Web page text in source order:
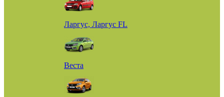
Ларгус, Ларгус FL
Веста